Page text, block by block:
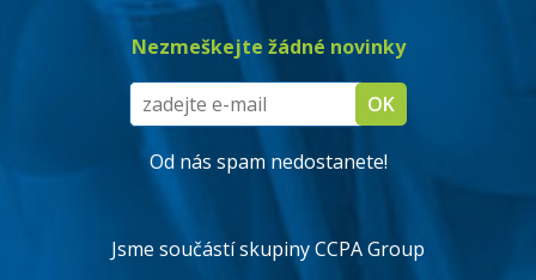
Nezmeškejte žádné novinky
Od nás spam nedostanete!
Jsme součástí skupiny CCPA Group